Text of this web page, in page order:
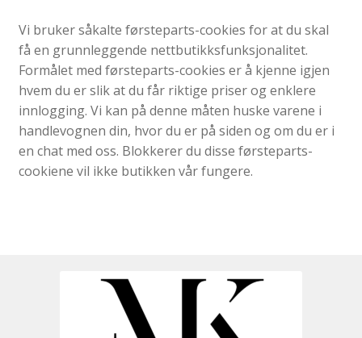
Vi bruker såkalte førsteparts-cookies for at du skal
få en grunnleggende nettbutikksfunksjonalitet.
Formålet med førsteparts-cookies er å kjenne igjen
hvem du er slik at du får riktige priser og enklere
innlogging. Vi kan på denne måten huske varene i
handlevognen din, hvor du er på siden og om du er i
en chat med oss. Blokkerer du disse førsteparts-
cookiene vil ikke butikken vår fungere.